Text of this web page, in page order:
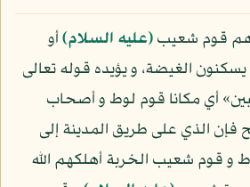
هم قوم شعيب(عليه السلام)أو
الغيضة، و يؤيده قوله تعالى
مبين» أي مكانا قوم لوط و أصحاب
فإن الذي على طريق المدينة إلى
و قوم شعيب الخربة أهلكهم الله